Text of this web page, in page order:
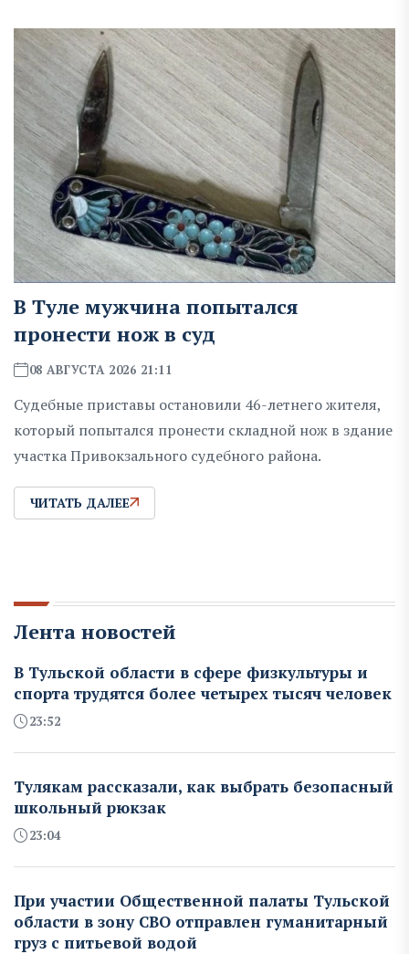
В Туле мужчина попытался
пронести нож в суд
08 АВГУСТА 2026 21:11
Судебные приставы остановили 46-летнего жителя,
который попытался пронести складной нож в здание
участка Привокзального судебного района.
ЧИТАТЬ ДАЛЕЕ
Лента новостей
В Тульской области в сфере физкультуры и
спорта трудятся более четырех тысяч человек
23:52
Тулякам рассказали, как выбрать безопасный
школьный рюкзак
23:04
При участии Общественной палаты Тульской
области в зону СВО отправлен гуманитарный
груз с питьевой водой